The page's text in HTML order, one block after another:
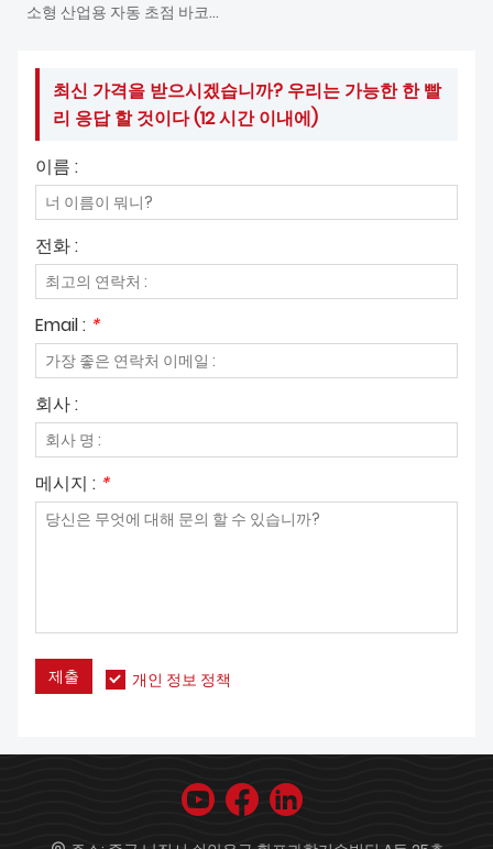
소형 산업용 자동 초점 바코드 스캐너
최신 가격을 받으시겠습니까? 우리는 가능한 한 빨
리 응답 할 것이다 (12 시간 이내에)
이름 :
전화 :
Email : *
회사 :
메시지 : *
제출 개인 정보 정책